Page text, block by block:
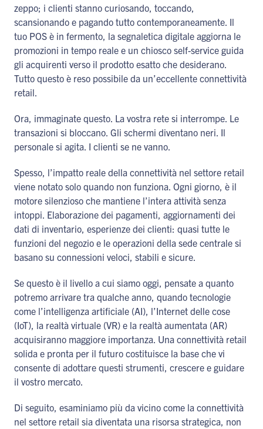
zeppo; i clienti stanno curiosando, toccando,
scansionando e pagando tutto contemporaneamente. Il
tuo POS è in fermento, la segnaletica digitale aggiorna le
promozioni in tempo reale e un chiosco self-service guida
gli acquirenti verso il prodotto esatto che desiderano.
Tutto questo è reso possibile da un’eccellente connettività
retail.
Ora, immaginate questo. La vostra rete si interrompe. Le
transazioni si bloccano. Gli schermi diventano neri. Il
personale si agita. I clienti se ne vanno.
Spesso, l’impatto reale della connettività nel settore retail
viene notato solo quando non funziona. Ogni giorno, è il
motore silenzioso che mantiene l’intera attività senza
intoppi. Elaborazione dei pagamenti, aggiornamenti dei
dati di inventario, esperienze dei clienti: quasi tutte le
funzioni del negozio e le operazioni della sede centrale si
basano su connessioni veloci, stabili e sicure.
Se questo è il livello a cui siamo oggi, pensate a quanto
potremo arrivare tra qualche anno, quando tecnologie
come l’intelligenza artificiale (AI), l’Internet delle cose
(IoT), la realtà virtuale (VR) e la realtà aumentata (AR)
acquisiranno maggiore importanza. Una connettività retail
solida e pronta per il futuro costituisce la base che vi
consente di adottare questi strumenti, crescere e guidare
il vostro mercato.
Di seguito, esaminiamo più da vicino come la connettività
nel settore retail sia diventata una risorsa strategica, non